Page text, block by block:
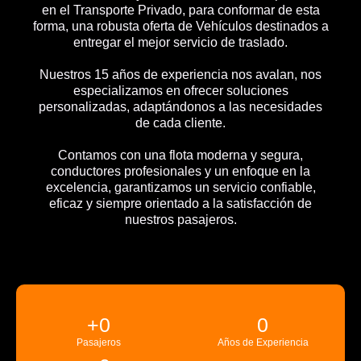
en el Transporte Privado, para conformar de esta
forma, una robusta oferta de Vehículos destinados a
entregar el mejor servicio de traslado.
Nuestros 15 años de experiencia nos avalan, nos
especializamos en ofrecer soluciones
personalizadas, adaptándonos a las necesidades
de cada cliente.
Contamos con una flota moderna y segura,
conductores profesionales y un enfoque en la
excelencia, garantizamos un servicio confiable,
eficaz y siempre orientado a la satisfacción de
nuestros pasajeros.
Pasajeros
+0
Años de Experiencia
0